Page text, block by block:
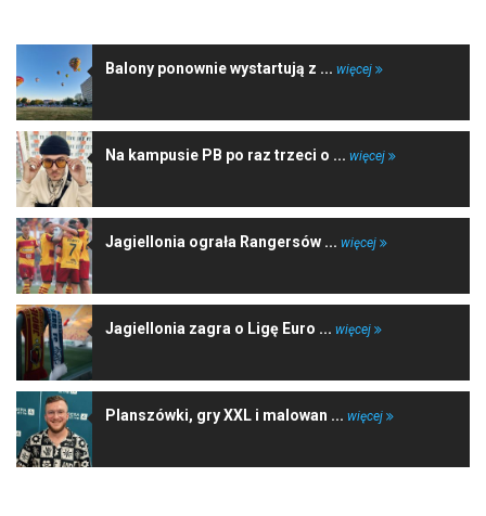
Balony ponownie wystartują z ... więcej
Na kampusie PB po raz trzeci o ... więcej
Jagiellonia ograła Rangersów ... więcej
Jagiellonia zagra o Ligę Euro ... więcej
Planszówki, gry XXL i malowan ... więcej